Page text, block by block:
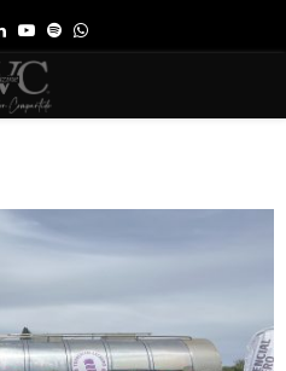
LinkedinYoutube
SpotifyWhatsapp